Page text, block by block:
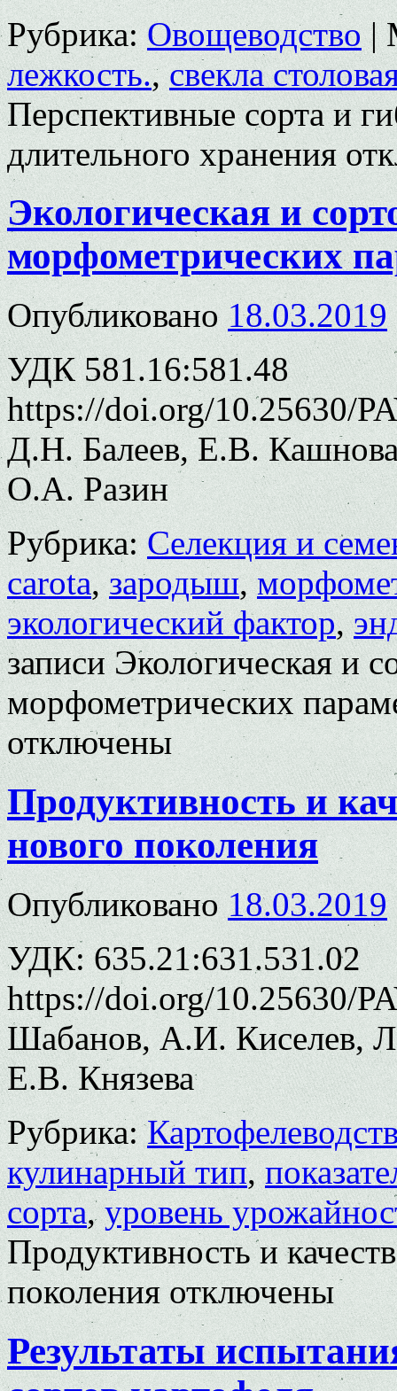
Рубрика: Овощеводство |
лежкость.,свекла
Перспективные сорта и
длительного хранения
Экологическая и
морфометрических
Опубликовано 18.03.2019
УДК 581.16:581.48
https://doi.org/10.25630/
Д.Н. Балеев, Е.В.
О.А. Разин
Рубрика: Селекция и
carota,зародыш,
экологический фактор,
записи Экологическая и
морфометрических
отключены
Продуктивность и
нового поколения
Опубликовано 18.03.2019
УДК: 635.21:631.531.02
https://doi.org/10.25630/
Шабанов, А.И. Киселев,
Е.В. Князева
Рубрика:
кулинарный тип,
сорта,уровень
Продуктивность и
поколенияотключены
Результаты